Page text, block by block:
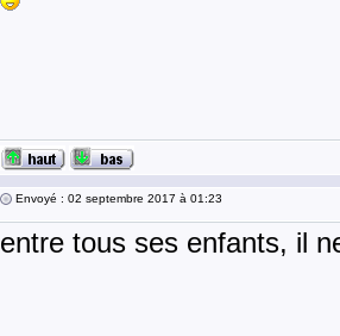
Envoyé : 02 septembre 2017 à 01:23
entre tous ses enfants, il